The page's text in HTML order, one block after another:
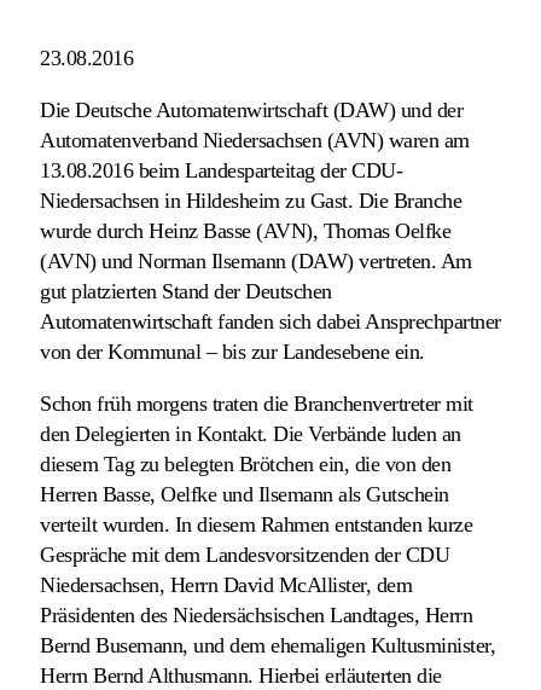
23.08.2016
Die Deutsche Automatenwirtschaft (DAW) und der
Automatenverband Niedersachsen (AVN) waren am
13.08.2016 beim Landesparteitag der CDU-
Niedersachsen in Hildesheim zu Gast. Die Branche
wurde durch Heinz Basse (AVN), Thomas Oelfke
(AVN) und Norman Ilsemann (DAW) vertreten. Am
gut platzierten Stand der Deutschen
Automatenwirtschaft fanden sich dabei Ansprechpartner
von der Kommunal – bis zur Landesebene ein.
Schon früh morgens traten die Branchenvertreter mit
den Delegierten in Kontakt. Die Verbände luden an
diesem Tag zu belegten Brötchen ein, die von den
Herren Basse, Oelfke und Ilsemann als Gutschein
verteilt wurden. In diesem Rahmen entstanden kurze
Gespräche mit dem Landesvorsitzenden der CDU
Niedersachsen, Herrn David McAllister, dem
Präsidenten des Niedersächsischen Landtages, Herrn
Bernd Busemann, und dem ehemaligen Kultusminister,
Herrn Bernd Althusmann. Hierbei erläuterten die